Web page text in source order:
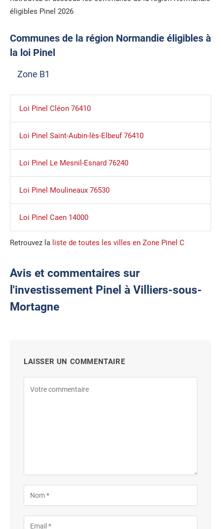
éligibles Pinel 2026
Communes de la région Normandie éligibles à
la loi Pinel
Zone B1
Loi Pinel Cléon 76410
Loi Pinel Saint-Aubin-lès-Elbeuf 76410
Loi Pinel Le Mesnil-Esnard 76240
Loi Pinel Moulineaux 76530
Loi Pinel Caen 14000
Retrouvez la liste de toutes les villes en Zone Pinel C
Avis et commentaires sur
l'investissement Pinel à Villiers-sous-
Mortagne
LAISSER UN COMMENTAIRE